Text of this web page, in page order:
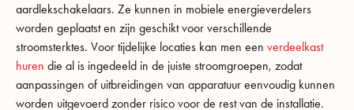
aardlekschakelaars. Ze kunnen in mobiele energieverdelers
worden geplaatst en zijn geschikt voor verschillende
stroomsterktes. Voor tijdelijke locaties kan men een verdeelkast
huren die al is ingedeeld in de juiste stroomgroepen, zodat
aanpassingen of uitbreidingen van apparatuur eenvoudig kunnen
worden uitgevoerd zonder risico voor de rest van de installatie.